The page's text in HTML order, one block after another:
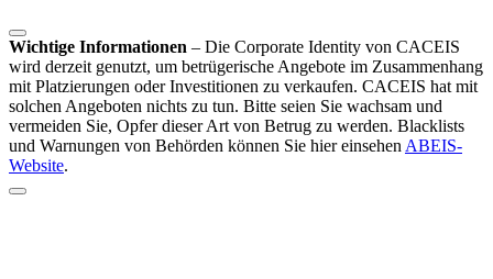
Wichtige Informationen – Die Corporate Identity von CACEIS
wird derzeit genutzt, um betrügerische Angebote im Zusammenhang
mit Platzierungen oder Investitionen zu verkaufen. CACEIS hat mit
solchen Angeboten nichts zu tun. Bitte seien Sie wachsam und
vermeiden Sie, Opfer dieser Art von Betrug zu werden. Blacklists
und Warnungen von Behörden können Sie hier einsehen ABEIS-
Website.